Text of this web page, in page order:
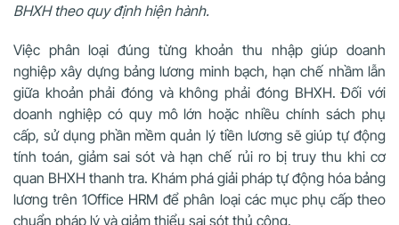
BHXH theo quy định hiện hành.
Việc phân loại đúng từng khoản thu nhập giúp doanh
nghiệp xây dựng bảng lương minh bạch, hạn chế nhầm lẫn
giữa khoản phải đóng và không phải đóng BHXH. Đối với
doanh nghiệp có quy mô lớn hoặc nhiều chính sách phụ
cấp, sử dụng phần mềm quản lý tiền lương sẽ giúp tự động
tính toán, giảm sai sót và hạn chế rủi ro bị truy thu khi cơ
quan BHXH thanh tra. Khám phá giải pháp tự động hóa bảng
lương trên 1Office HRM để phân loại các mục phụ cấp theo
chuẩn pháp lý và giảm thiểu sai sót thủ công.